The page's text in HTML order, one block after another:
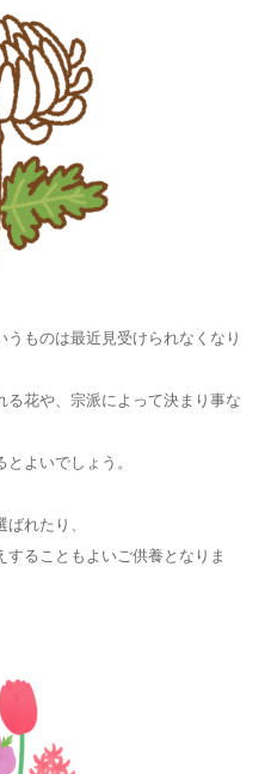
ものは最近見受けられなくなり
る花や、宗派によって決まり事な
よいでしょう。
れたり、
ることもよいご供養となりま